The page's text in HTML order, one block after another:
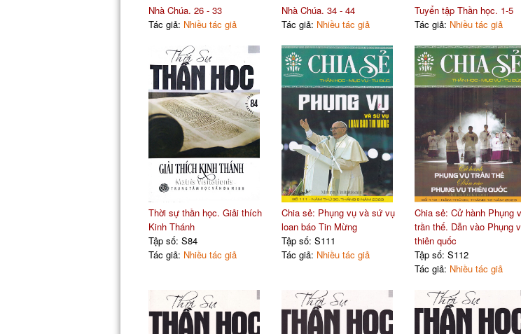
Nhà Chúa. 26 - 33
Tác giả: Nhiều tác giả
Nhà Chúa. 34 - 44
Tác giả: Nhiều tác giả
Tuyển tập Thần học. 1-5
Tác giả: Nhiều tác giả
Thời sự thần học. Giải thích
Kinh Thánh
Tập số: S84
Tác giả: Nhiều tác giả
Chia sẻ: Phụng vụ và sứ vụ
loan báo Tin Mừng
Tập số: S111
Tác giả: Nhiều tác giả
Chia sẻ: Cử hành Phụng
trần thế. Dẫn vào Phụng
thiên quốc
Tập số: S112
Tác giả: Nhiều tác giả